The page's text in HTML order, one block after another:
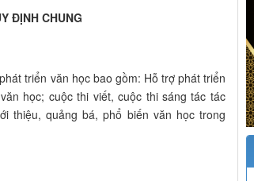
ĐỊNH CHUNG
triển văn học bao gồm: Hỗ trợ phát triển
học; cuộc thi viết, cuộc thi sáng tác tác
thiệu, quảng bá, phổ biến văn học trong